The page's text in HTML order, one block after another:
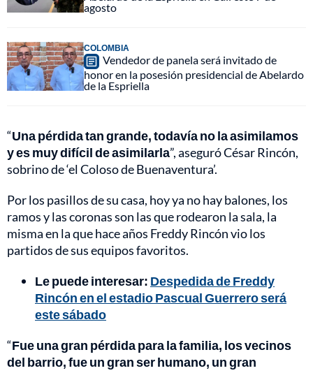
agosto
COLOMBIA
Vendedor de panela será invitado de
honor en la posesión presidencial de Abelardo
de la Espriella
“Una pérdida tan grande, todavía no la asimilamos
y es muy difícil de asimilarla”, aseguró César Rincón,
sobrino de ‘el Coloso de Buenaventura’.
Por los pasillos de su casa, hoy ya no hay balones, los
ramos y las coronas son las que rodearon la sala, la
misma en la que hace años Freddy Rincón vio los
partidos de sus equipos favoritos.
Le puede interesar: Despedida de Freddy
Rincón en el estadio Pascual Guerrero será
este sábado
“Fue una gran pérdida para la familia, los vecinos
del barrio, fue un gran ser humano, un gran